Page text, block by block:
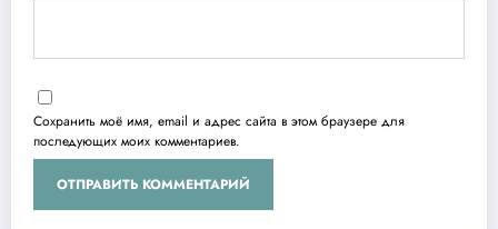
Сохранить моё имя, email и адрес сайта в этом браузере для
последующих моих комментариев.